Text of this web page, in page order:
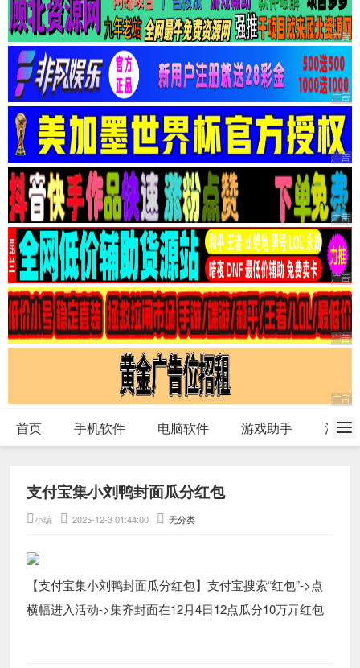
首页 手机软件 电脑软件 游戏助手 活动
支付宝集小刘鸭封面瓜分红包
小编 2025-12-3 01:44:00 无分类
【支付宝集小刘鸭封面瓜分红包】支付宝搜索“红包”->点
横幅进入活动->集齐封面在12月4日12点瓜分10万亓红包